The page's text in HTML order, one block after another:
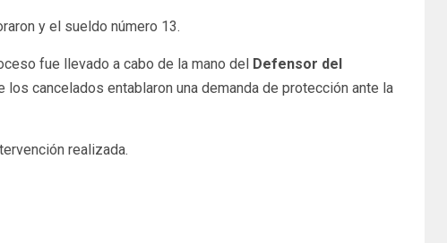
y el sueldo número 13.
fue llevado a cabo de la mano del Defensor del
cancelados entablaron una demanda de protección ante la
realizada.